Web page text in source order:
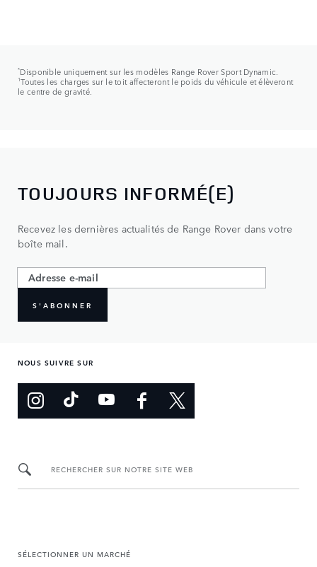
*Disponible uniquement sur les modèles Range Rover Sport Dynamic.
1Toutes les charges sur le toit affecteront le poids du véhicule et élèveront
le centre de gravité.
TOUJOURS INFORMÉ(E)
Recevez les dernières actualités de Range Rover dans votre
boîte mail.
S'ABONNER
NOUS SUIVRE SUR
RECHERCHER SUR NOTRE SITE WEB
SÉLECTIONNER UN MARCHÉ